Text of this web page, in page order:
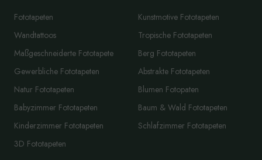
Fototapeten
Wandtattoos
Maßgeschneiderte Fototapete
Gewerbliche Fototapeten
Natur Fototapeten
Babyzimmer Fototapeten
Kinderzimmer Fototapeten
3D Fototapeten
Kunstmotive Fototapeten
Tropische Fototapeten
Berg Fototapeten
Abstrakte Fototapeten
Blumen Fotopaten
Baum & Wald Fototapeten
Schlafzimmer Fototapeten